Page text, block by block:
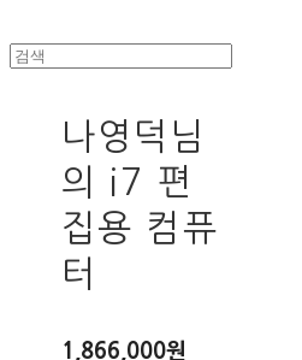
나영덕님
의 i7 편
집용 컴퓨
터
1,866,000원